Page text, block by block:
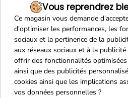
Verjus de raisin
Vous reprendrez
Ce magasin vous demande
d'optimiser les performances, les
sociaux et la pertinence de la
aux réseaux sociaux et à la
offrir des fonctionnalités
ainsi que des publicités
cookies ainsi que les implications
vos données personnelles ?